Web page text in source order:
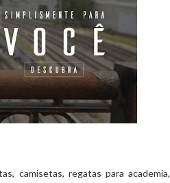
camisetas, regatas para academia,